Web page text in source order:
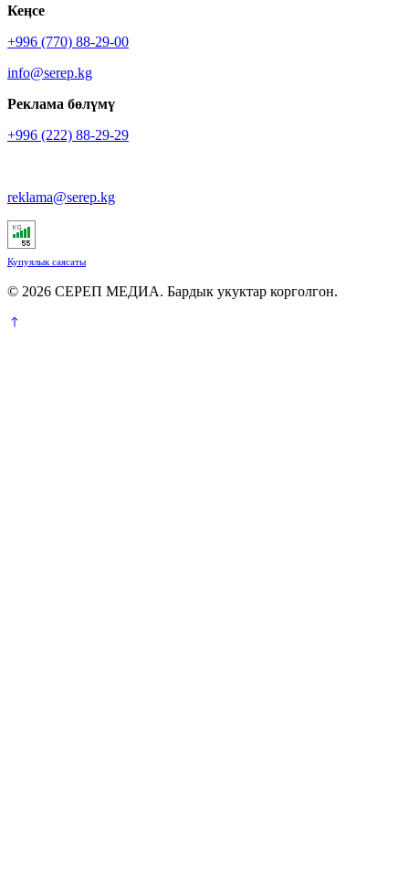
Кеӊсе
+996 (770) 88-29-00
info@serep.kg
Реклама бөлүмү
+996 (222) 88-29-29
reklama@serep.kg
Купуялык саясаты
© 2026 СЕРЕП МЕДИА. Бардык укуктар корголгон.